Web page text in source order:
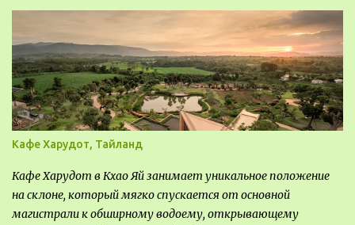
Кафе Харудот, Тайланд
Кафе Харудот в Кхао Яй занимает уникальное положение
на склоне, который мягко спускается от основной
магистрали к обширному водоему, открывающему